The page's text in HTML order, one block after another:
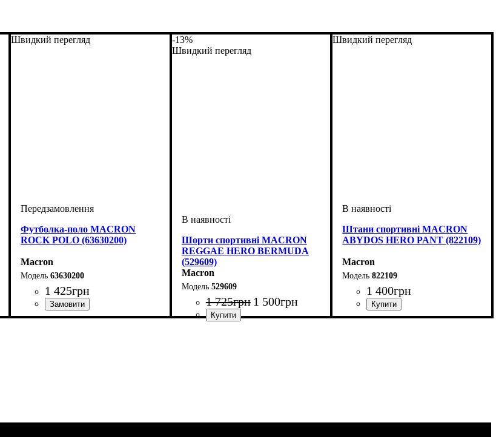
Швидкий перегляд
Футболка-поло MACRON
ROCK POLO (63630200)
Macron
63630200
1 425грн
Стать: Дитяче, Унісекс
Виробник: Macron
Колір: Червоний
-13%
Швидкий перегляд
Шорти спортивні MACRON
REGGAE HERO BERMUDA
(529609)
Macron
529609
1 725грн 1 500грн
Швидкий перегляд
Штани спортивні MACRON
ABYDOS HERO PANT (822109)
Macron
822109
1 400грн
Колір: Чорний